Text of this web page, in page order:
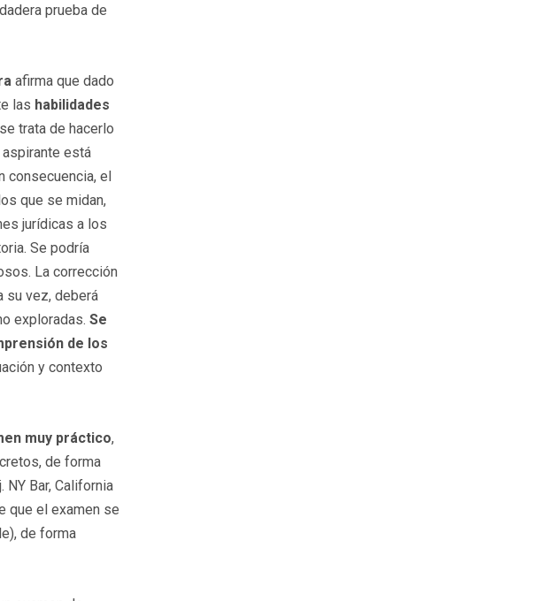
prueba de
afirma que dado
las habilidades
trata de hacerlo
está
el
que se midan,
jurídicas a los
Se podría
La corrección
su vez, deberá
exploradas. Se
de los
y contexto
muy práctico,
de forma
Bar, California
que el examen se
de forma